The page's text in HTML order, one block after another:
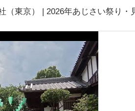
（東京） | 2026年あじさい祭り・